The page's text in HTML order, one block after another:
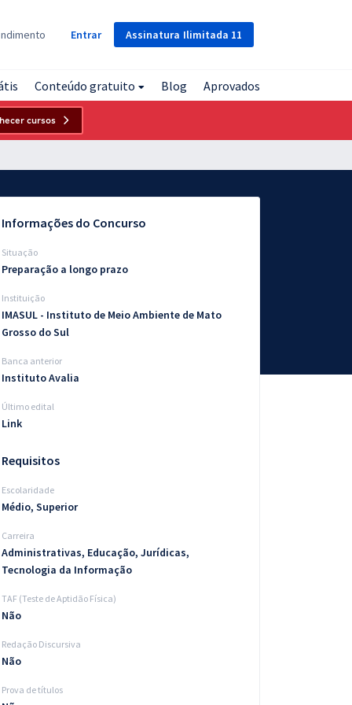
Assinatura Ilimitada 11
Entrar
Conteúdo gratuito Blog Aprovados
cursos
Informações do Concurso
Situação
Preparação a longo prazo
Instituição
IMASUL - Instituto de Meio Ambiente de Mato
Grosso do Sul
Banca anterior
Instituto Avalia
Último edital
Link
Requisitos
Escolaridade
Médio, Superior
Carreira
Administrativas, Educação, Jurídicas,
Tecnologia da Informação
TAF (Teste de Aptidão Física)
Não
Redação Discursiva
Não
Prova de títulos